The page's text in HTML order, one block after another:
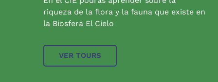
riqueza de la flora y la fauna que existe en
la Biosfera El Cielo
VER TOURS